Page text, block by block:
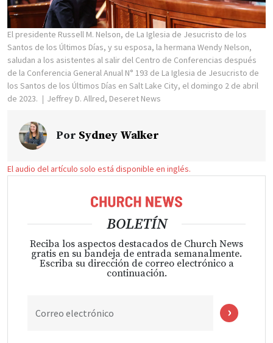
El presidente Russell M. Nelson, de La Iglesia de Jesucristo de los
Santos de los Últimos Días, y su esposa, la hermana Wendy Nelson,
saludan a los asistentes al salir del Centro de Conferencias después
de la Conferencia General Anual N° 193 de La Iglesia de Jesucristo de
los Santos de los Últimos Días en Salt Lake City, el domingo 2 de abril
de 2023.
Jeffrey D. Allred, Deseret News
Por Sydney Walker
El audio del artículo solo está disponible en inglés.
BOLETÍN
Reciba los aspectos destacados de Church News
gratis en su bandeja de entrada semanalmente.
Escriba su dirección de correo electrónico a
continuación.
Correo electrónico